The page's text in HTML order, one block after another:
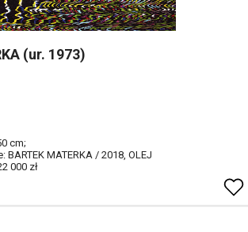
(ur. 1973)
cm;
MATERKA / 2018, OLEJ
000 zł